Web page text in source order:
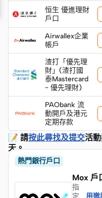
恒生 優進理財
戶口
Airwallex企業
帳戶
渣打「優先理
財」(渣打國
泰Mastercard
– 優先理財)
PAObank 流
動開戶及港元
定期存款
📝 請按此尋找及提交活
天。
熱門銀行戶口
Mox 戶
指
定
用邀